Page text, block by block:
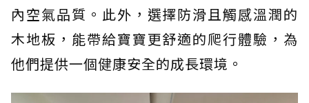
內空氣品質。此外，選擇防滑且觸感溫潤的
木地板，能帶給寶寶更舒適的爬行體驗，為
他們提供一個健康安全的成長環境。